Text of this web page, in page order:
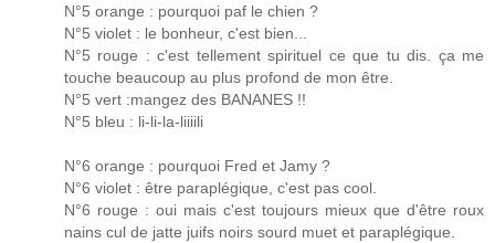
N°5 orange : pourquoi paf le chien ?
N°5 violet : le bonheur, c'est bien...
N°5 rouge : c'est tellement spirituel ce que tu dis. ça me
touche beaucoup au plus profond de mon être.
N°5 vert :mangez des BANANES !!
N°5 bleu : li-li-la-liiiili
N°6 orange : pourquoi Fred et Jamy ?
N°6 violet : être paraplégique, c'est pas cool.
N°6 rouge : oui mais c'est toujours mieux que d'être roux
nains cul de jatte juifs noirs sourd muet et paraplégique.